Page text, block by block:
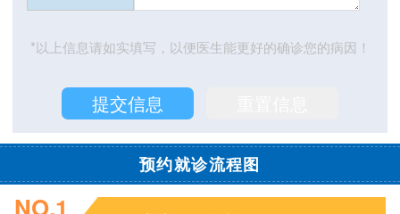
*以上信息请如实填写，以便医生能更好的确诊您的病因！
预约就诊流程图
NO.1